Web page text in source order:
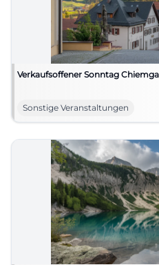
Verkaufsoffener Sonntag
Sonstige Veranstaltungen